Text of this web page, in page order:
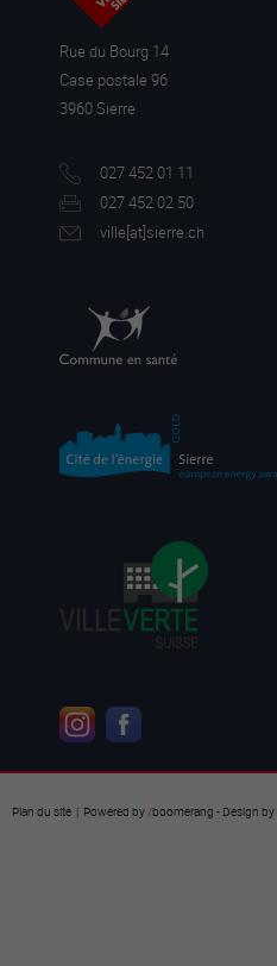
Rue du Bourg 14
Case postale 96
3960 Sierre
027 452 01 11
027 452 02 50
ville[at]sierre.ch
Plan du site | Powered by/boomerang - Design by